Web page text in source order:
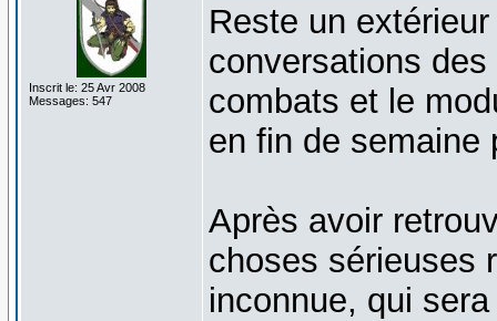
Inscrit le: 25 Avr 2008
Messages: 547
Reste un
conversations
combats et le
en fin de semaine
Après avoir
choses sérieuses
inconnue, qui